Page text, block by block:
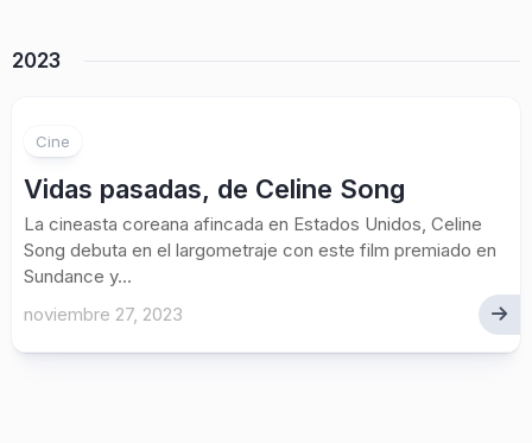
2023
Cine
Vidas pasadas, de Celine Song
La cineasta coreana afincada en Estados Unidos, Celine
Song debuta en el largometraje con este film premiado en
Sundance y...
noviembre 27, 2023